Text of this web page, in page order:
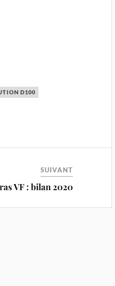
D100
SUIVANT
VF : bilan 2020